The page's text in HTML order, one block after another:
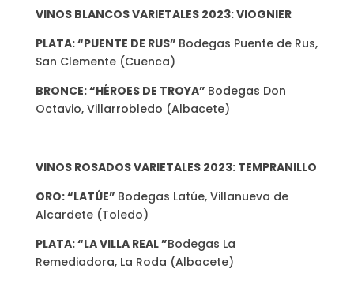
VINOS BLANCOS VARIETALES 2023: VIOGNIER
PLATA: “PUENTE DE RUS” Bodegas Puente de Rus,
San Clemente (Cuenca)
BRONCE: “HÉROES DE TROYA” Bodegas Don
Octavio, Villarrobledo (Albacete)
VINOS ROSADOS VARIETALES 2023: TEMPRANILLO
ORO: “LATÚE” Bodegas Latúe, Villanueva de
Alcardete (Toledo)
PLATA: “LA VILLA REAL ”Bodegas La
Remediadora, La Roda (Albacete)